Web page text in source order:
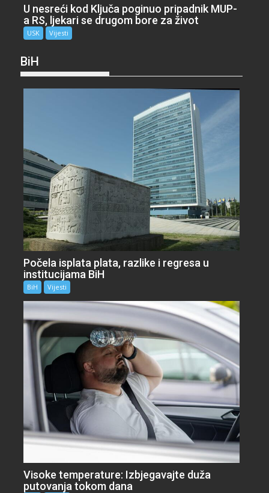
U nesreći kod Ključa poginuo pripadnik MUP-
a RS, ljekari se drugom bore za život
USK Vijesti
BiH
Počela isplata plata, razlike i regresa u
institucijama BiH
BiH Vijesti
Visoke temperature: Izbjegavajte duža
putovanja tokom dana